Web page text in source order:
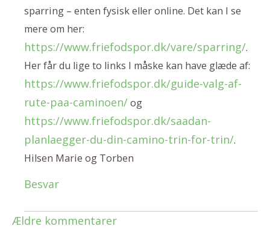
sparring – enten fysisk eller online. Det kan I se
mere om her:
https://www.friefodspor.dk/vare/sparring/.
Her får du lige to links I måske kan have glæde af:
https://www.friefodspor.dk/guide-valg-af-
rute-paa-caminoen/og
https://www.friefodspor.dk/saadan-
planlaegger-du-din-camino-trin-for-trin/.
Hilsen Marie og Torben
Besvar
Ældre kommentarer